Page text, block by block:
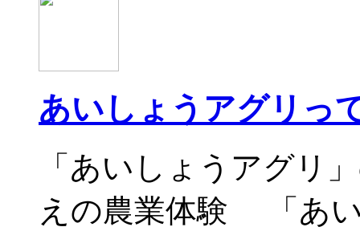
あいしょうアグリっ
「あいしょうアグリ
えの農業体験 「あ